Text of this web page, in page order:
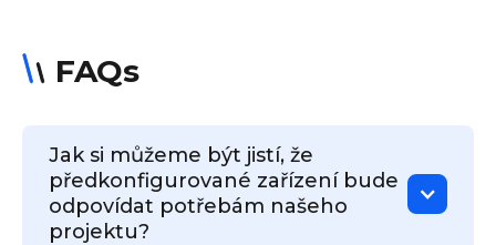
FAQs
Jak si můžeme být jistí, že
předkonfigurované zařízení bude
odpovídat potřebám našeho
projektu?